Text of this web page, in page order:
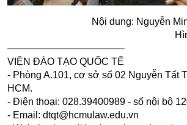
Nội dung: Nguyễn
————————————
VIỆN ĐÀO TẠO QUỐC TẾ
- Phòng A.101, cơ sở số 02 Nguyễn Tất
HCM.
- Điện thoại: 028.39400989 - số nội bộ
- Email: dtqt@hcmulaw.edu.vn